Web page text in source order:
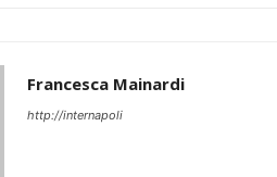
Francesca Mainardi
http://internapoli